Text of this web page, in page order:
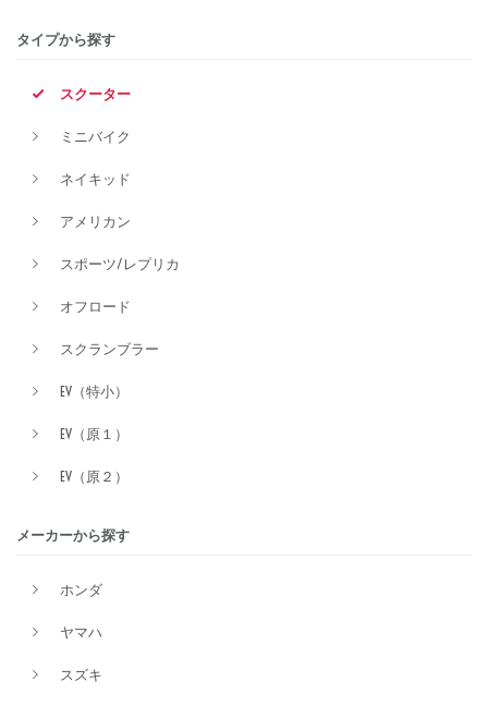
タイプから探す
スクーター
ミニバイク
ネイキッド
アメリカン
スポーツ/レプリカ
オフロード
スクランブラー
EV（特小）
EV（原１）
EV（原２）
メーカーから探す
ホンダ
ヤマハ
スズキ
価格